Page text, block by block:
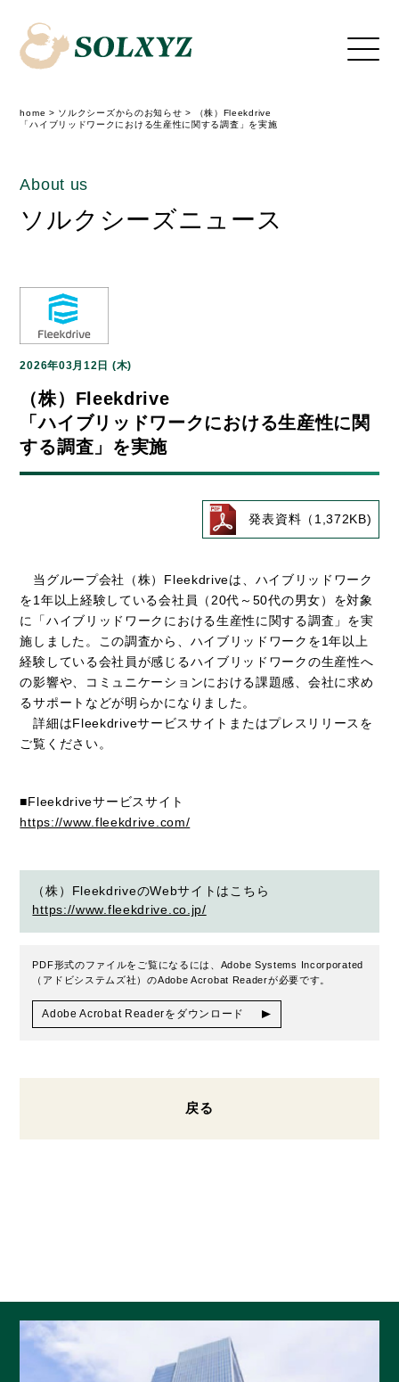
home > ソルクシーズからのお知らせ >
（株）Fleekdrive
「ハイブリッドワークにおける生産性に関する調査」を実施
About us
ソルクシーズニュース
2026年03月12日 (木)
（株）Fleekdrive
「ハイブリッドワークにおける生産性に関
する調査」を実施
発表資料（1,372KB)
当グループ会社（株）Fleekdriveは、ハイブリッドワーク
を1年以上経験している会社員（20代～50代の男女）を対象
に「ハイブリッドワークにおける生産性に関する調査」を実
施しました。この調査から、ハイブリッドワークを1年以上
経験している会社員が感じるハイブリッドワークの生産性へ
の影響や、コミュニケーションにおける課題感、会社に求め
るサポートなどが明らかになりました。
詳細はFleekdriveサービスサイトまたはプレスリリースを
ご覧ください。
■Fleekdriveサービスサイト
https://www.fleekdrive.com/
（株）FleekdriveのWebサイトはこちら
https://www.fleekdrive.co.jp/
PDF形式のファイルをご覧になるには、Adobe Systems Incorporated
（アドビシステムズ社）のAdobe Acrobat Readerが必要です。
Adobe Acrobat Readerをダウンロード
戻る